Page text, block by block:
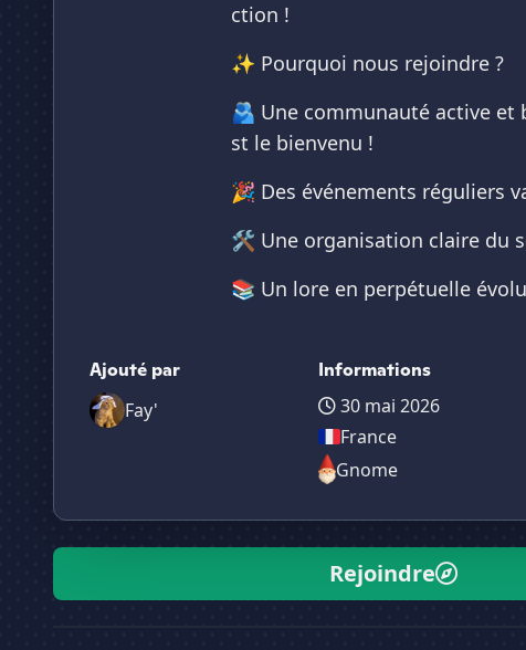
ction !
✨ Pourquoi nous rejoindre ?
🫂 Une communauté active
st le bienvenu !
🎉 Des événements réguliers
🛠️ Une organisation claire du
📚 Un lore en perpétuelle
Ajouté par
Fay'
Informations
30 mai 2026
France
Gnome
Rejoindre